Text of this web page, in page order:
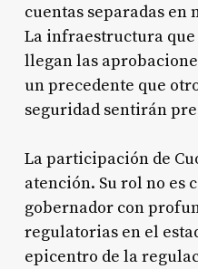
cuentas separadas
La infraestructura
llegan las
un precedente que
seguridad sentirán
La participación de
atención. Su rol no es
gobernador con
regulatorias en el
epicentro de la